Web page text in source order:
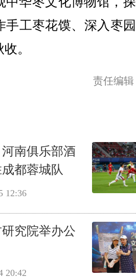
手工枣花馍、深入枣
。
责任编
南俱乐部酒
都蓉城队
12:36
究院举办公
20:42